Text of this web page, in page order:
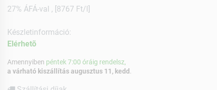
27% ÁFÁ-val , [8767 Ft/l]
Készletinformáció:
Elérhetõ
Amennyiben péntek 7:00 óráig rendelsz,
a várható kiszállítás augusztus 11, kedd